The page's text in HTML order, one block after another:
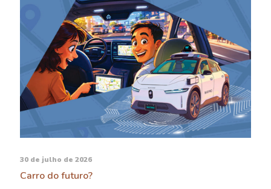
30 de julho de 2026
Carro do futuro?